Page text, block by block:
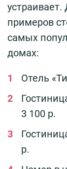
примеров
самых
домах:
Отель
3 100 р.
р.